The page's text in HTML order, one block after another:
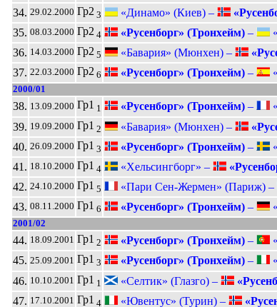
34. 29.02.2000 Гр2 3 «Динамо» (Киев) –
35. 08.03.2000 Гр2 4 «Русенборг» (Тронхейм) –
36. 14.03.2000 Гр2 5 «Бавария» (Мюнхен) –
37. 22.03.2000 Гр2 6 «Русенборг» (Тронхейм) –
2000/01
38. 13.09.2000 Гр1 1 «Русенборг» (Тронхейм) –
39. 19.09.2000 Гр1 2 «Бавария» (Мюнхен) –
40. 26.09.2000 Гр1 3 «Русенборг» (Тронхейм) –
41. 18.10.2000 Гр1 4 «Хельсингборг» –
42. 24.10.2000 Гр1 5 «Пари Сен-Жермен» (Париж) –
43. 08.11.2000 Гр1 6 «Русенборг» (Тронхейм) –
2001/02
44. 18.09.2001 Гр1 2 «Русенборг» (Тронхейм) –
45. 25.09.2001 Гр1 3 «Русенборг» (Тронхейм) –
46. 10.10.2001 Гр1 1 «Селтик» (Глазго) –
47. 17.10.2001 Гр1 4 «Ювентус» (Турин) –